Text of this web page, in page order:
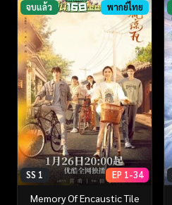
จบแล้ว พากย์ไทย
SS 1 EP 1-34
Memory Of Encaustic Tile